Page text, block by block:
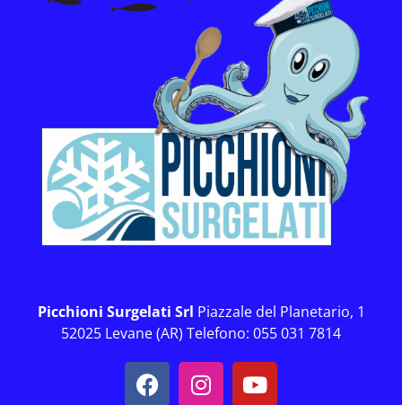
Picchioni Surgelati Srl Piazzale del Planetario, 1
52025 Levane (AR) Telefono: 055 031 7814